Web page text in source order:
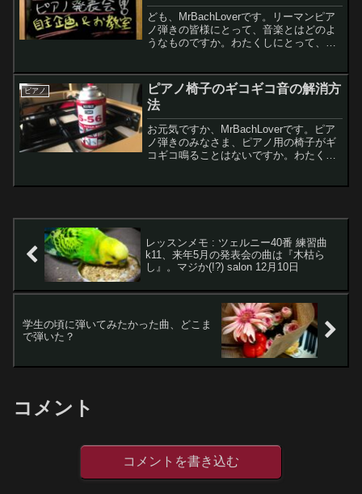
ども、MrBachLoverです。リーマンピア
ノ弾きの皆様にとって、音楽とはどのよ
うなものですか。わたくしにとって、音
音楽』をテーマにブログ記事を書いてい
こうと思います。...
ピアノ
ピアノ椅子のギコギコ音の解消方
法
お元気ですか、MrBachLoverです。ピア
ノ弾きのみなさま、ピアノ用の椅子がギ
コギコ鳴ることはないですか。わたくし
レッスンメモ : ツェルニー40番 練習曲
k11、来年5月の発表会の曲は『木枯ら
し』。マジか(!?) salon 12月10日
学生の頃に弾いてみたかった曲、どこま
で弾いた？
コメント
コメントを書き込む